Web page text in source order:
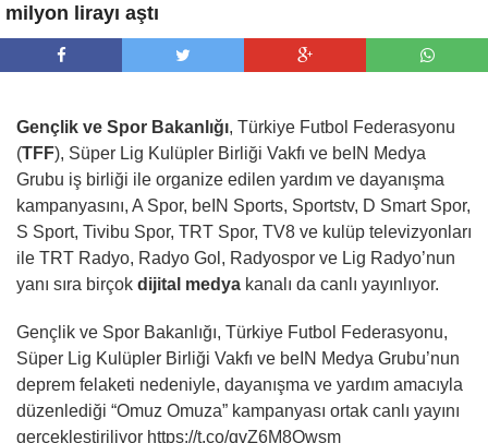
milyon lirayı aştı
Gençlik ve Spor Bakanlığı, Türkiye Futbol Federasyonu
(TFF), Süper Lig Kulüpler Birliği Vakfı ve beIN Medya
Grubu iş birliği ile organize edilen yardım ve dayanışma
kampanyasını, A Spor, beIN Sports, Sportstv, D Smart Spor,
S Sport, Tivibu Spor, TRT Spor, TV8 ve kulüp televizyonları
ile TRT Radyo, Radyo Gol, Radyospor ve Lig Radyo’nun
yanı sıra birçok dijital medya kanalı da canlı yayınlıyor.
Gençlik ve Spor Bakanlığı, Türkiye Futbol Federasyonu,
Süper Lig Kulüpler Birliği Vakfı ve beIN Medya Grubu’nun
deprem felaketi nedeniyle, dayanışma ve yardım amacıyla
düzenlediği “Omuz Omuza” kampanyası ortak canlı yayını
gerçekleştiriliyor https://t.co/qvZ6M8Owsm